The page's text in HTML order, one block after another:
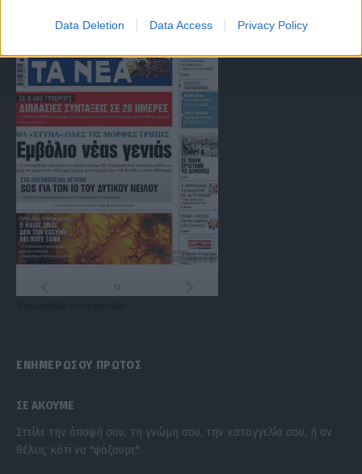
Data Deletion Data Access Privacy Policy
ΕΝΗΜΕΡΩΣΟΥ ΠΡΩΤΟΣ
ΣΕ ΑΚΟΥΜΕ
Στείλε την άποψή σου, τη γνώμη σου, την καταγγελία σου, ή αν
θέλεις κάτι να "ψάξουμε".